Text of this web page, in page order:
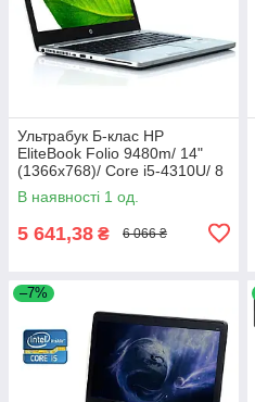
Ультрабук Б-клас HP
EliteBook Folio 9480m/ 14"
(1366x768)/ Core i5-4310U/ 8
GB RAM/ 180 GB SSD/ HD
4400
В наявності 1 од.
5 641,38 ₴ 6 066 ₴
–7%